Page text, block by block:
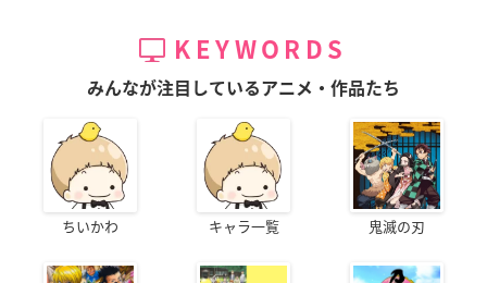
KEYWORDS
みんなが注目しているアニメ・作品たち
ちいかわ キャラ一覧 鬼滅の刃